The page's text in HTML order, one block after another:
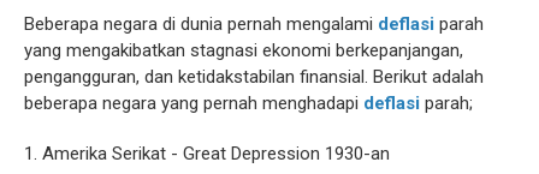
Beberapa negara di dunia pernah mengalami deflasi parah
yang mengakibatkan stagnasi ekonomi berkepanjangan,
pengangguran, dan ketidakstabilan finansial. Berikut adalah
beberapa negara yang pernah menghadapi deflasi parah;
1. Amerika Serikat - Great Depression 1930-an